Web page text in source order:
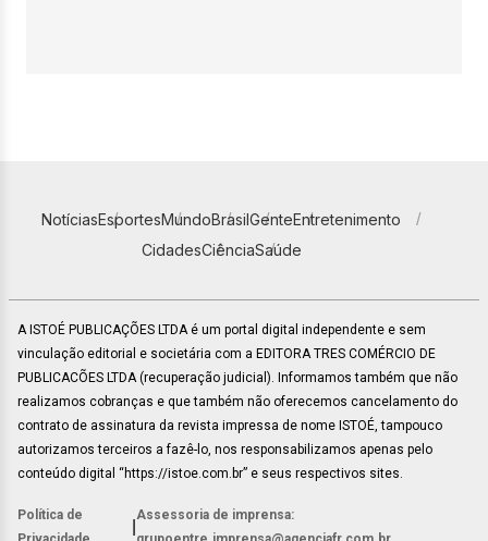
NotíciasEsportesMundoBrasilGenteEntretenimento
CidadesCiênciaSaúde
A ISTOÉ PUBLICAÇÕES LTDA é um portal digital independente e sem
vinculação editorial e societária com a EDITORA TRES COMÉRCIO DE
PUBLICACÕES LTDA (recuperação judicial). Informamos também que não
realizamos cobranças e que também não oferecemos cancelamento do
contrato de assinatura da revista impressa de nome ISTOÉ, tampouco
autorizamos terceiros a fazê-lo, nos responsabilizamos apenas pelo
conteúdo digital “https://istoe.com.br” e seus respectivos sites.
Política de
Assessoria de imprensa: